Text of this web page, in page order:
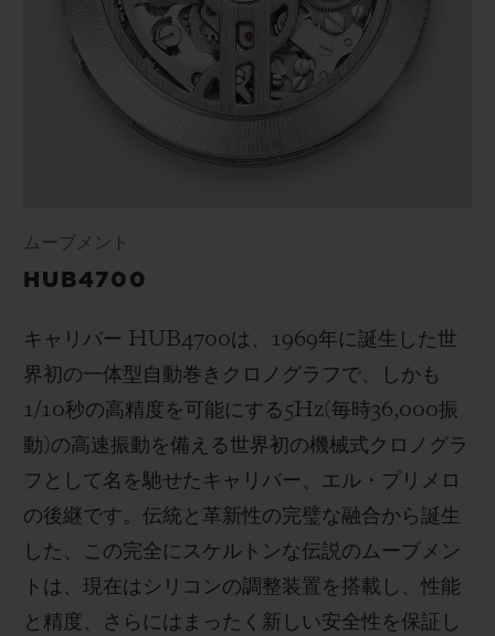
ムーブメント
HUB4700
キャリバー HUB4700は、 1969年に誕生した世
界初の一体型自動巻きクロノグラフで、しかも
1/10秒の高精度を可能にする 5Hz(毎時36,000振
動)の高速振動を備える世界初の機械式クロノグラ
フとして名を馳せたキャリバー、エル・プリメロ
の後継です。伝統と革新性の完璧な融合から誕生
した、この完全にスケルトンな伝説のムーブメン
トは、現在はシリコンの調整装置を搭載し、性能
と精度、さらにはまったく新しい安全性を保証し